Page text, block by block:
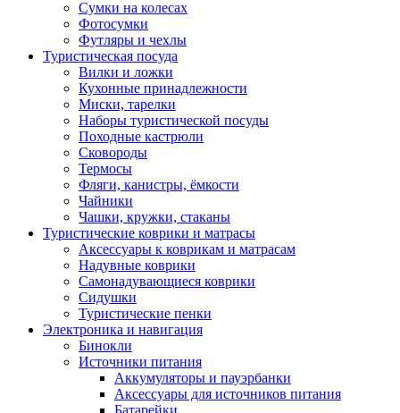
Сумки на колесах
Фотосумки
Футляры и чехлы
Туристическая посуда
Вилки и ложки
Кухонные принадлежности
Миски, тарелки
Наборы туристической посуды
Походные кастрюли
Сковороды
Термосы
Фляги, канистры, ёмкости
Чайники
Чашки, кружки, стаканы
Туристические коврики и матрасы
Аксессуары к коврикам и матрасам
Надувные коврики
Самонадувающиеся коврики
Сидушки
Туристические пенки
Электроника и навигация
Бинокли
Источники питания
Аккумуляторы и пауэрбанки
Аксессуары для источников питания
Батарейки